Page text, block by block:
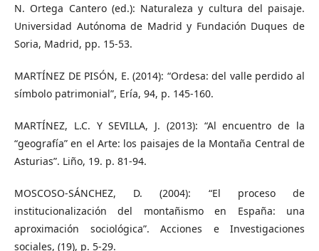
N. Ortega Cantero (ed.): Naturaleza y cultura del paisaje.
Universidad Autónoma de Madrid y Fundación Duques de
Soria, Madrid, pp. 15-53.
MARTÍNEZ DE PISÓN, E. (2014): “Ordesa: del valle perdido al
símbolo patrimonial”, Ería, 94, p. 145-160.
MARTÍNEZ, L.C. Y SEVILLA, J. (2013): “Al encuentro de la
“geografía” en el Arte: los paisajes de la Montaña Central de
Asturias”. Liño, 19. p. 81-94.
MOSCOSO-SÁNCHEZ, D. (2004): “El proceso de
institucionalización del montañismo en España: una
aproximación sociológica”. Acciones e Investigaciones
sociales, (19), p. 5-29.